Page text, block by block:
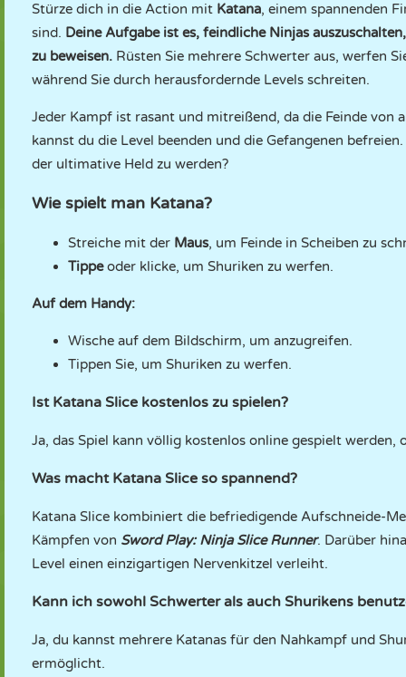
Stürze dich in die Action mit Katana, einem spannenden
sind. Deine Aufgabe ist es, feindliche Ninjas
zu beweisen. Rüsten Sie mehrere Schwerter aus, werfen
während Sie durch herausfordernde Levels schreiten.
Jeder Kampf ist rasant und mitreißend, da die Feinde von
kannst du die Level beenden und die Gefangenen
der ultimative Held zu werden?
Wie spielt man Katana?
Streiche mit der Maus, um Feinde in Scheiben zu
Tippeoder klicke, um Shuriken zu werfen.
Auf dem Handy:
Wische auf dem Bildschirm, um anzugreifen.
Tippen Sie, um Shuriken zu werfen.
Ist Katana Slice kostenlos zu spielen?
Ja, das Spiel kann völlig kostenlos online gespielt werden,
Was macht Katana Slice so spannend?
Katana Slice kombiniert die befriedigende Aufschneide-
Kämpfen von Sword Play: Ninja Slice Runner. Darüber
Level einen einzigartigen Nervenkitzel verleiht.
Kann ich sowohl Schwerter als auch Shurikens
Ja, du kannst mehrere Katanas für den Nahkampf und
ermöglicht.